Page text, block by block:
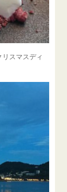
スマスディ